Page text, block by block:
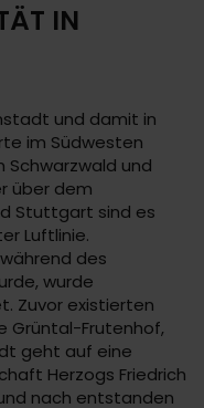
IN
und damit in
im Südwesten
Schwarzwald und
über dem
Stuttgart sind es
Luftlinie.
des
wurde
Zuvor existierten
Grüntal-Frutenhof,
geht auf eine
Herzogs Friedrich
nach entstanden